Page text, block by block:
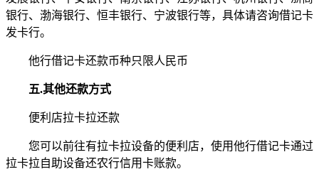
银行、渤海银行、恒丰银行、宁波银行等，具体请咨询借记卡
发卡行。
他行借记卡还款币种只限人民币
五.其他还款方式
便利店拉卡拉还款
您可以前往有拉卡拉设备的便利店，使用他行借记卡通过
拉卡拉自助设备还农行信用卡账款。